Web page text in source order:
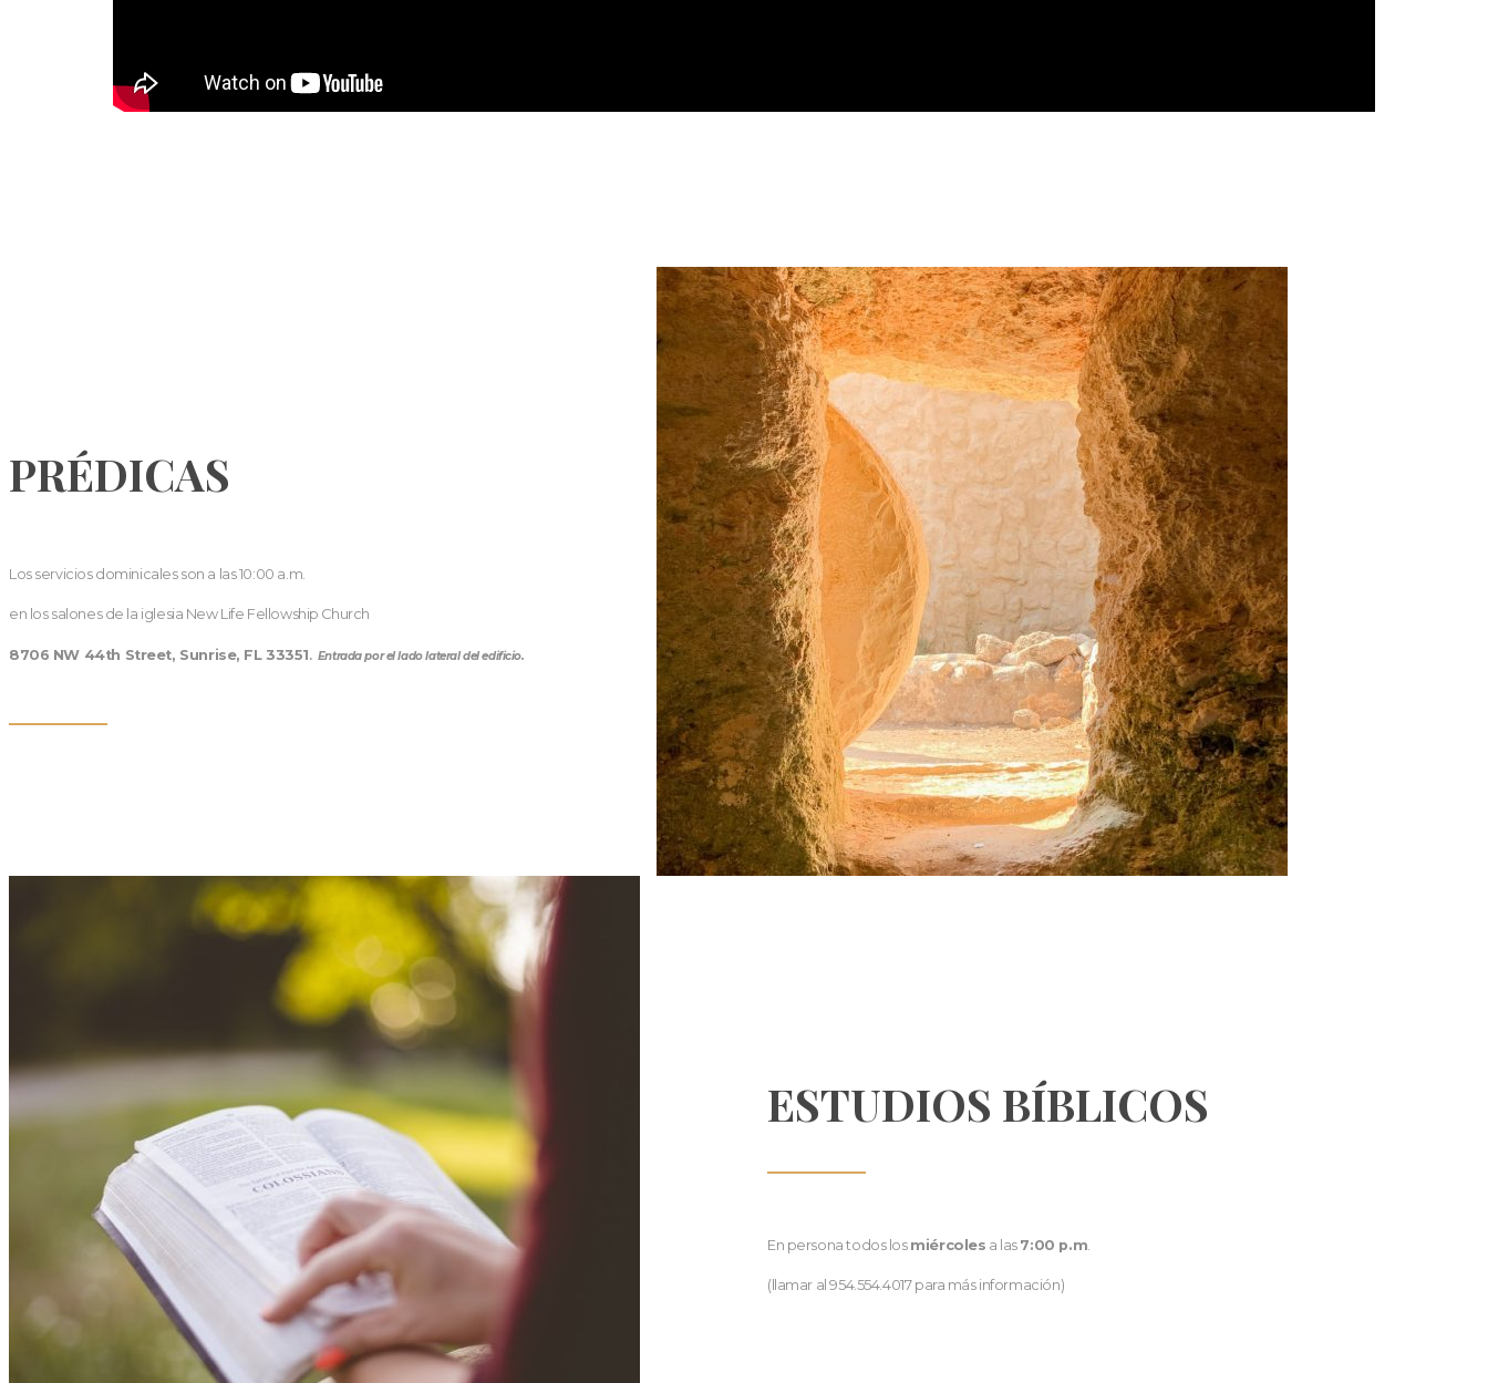
PRÉDICAS
Los servicios dominicales son a las 10:00 a.m.
en los salones de la iglesia New Life Fellowship Church
8706 NW 44th Street, Sunrise, FL 33351. Entrada por el lado lateral del edificio.
ESTUDIOS BÍBLICOS
En persona todos los miércoles a las 7:00 p.m
(llamar al 954.554.4017 para más información)